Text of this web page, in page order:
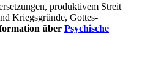
produktivem Streit
Kriegsgründe, Gottes-
über Psychische